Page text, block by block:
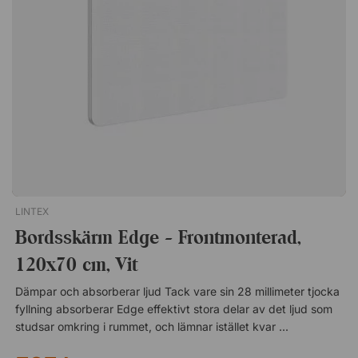
LINTEX
Bordsskärm Edge - Frontmonterad,
120x70 cm, Vit
Dämpar och absorberar ljud Tack vare sin 28 millimeter tjocka
fyllning absorberar Edge effektivt stora delar av det ljud som
studsar omkring i rummet, och lämnar istället kvar ett mycket